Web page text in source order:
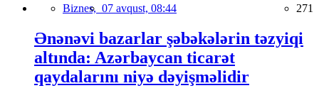
Biznes, 07 avqust, 08:44 271
Ənənəvi bazarlar şəbəkələrin təzyiqi
altında: Azərbaycan ticarət
qaydalarını niyə dəyişməlidir